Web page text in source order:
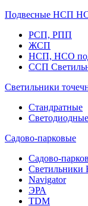
Подвесные НСП
РСП, РПП
ЖСП
НСП, НСО под
ССП
Светильники
Стандратные
Светодиодные
Садово-парковые
Садово-
Navigator
ЭРА
TDM